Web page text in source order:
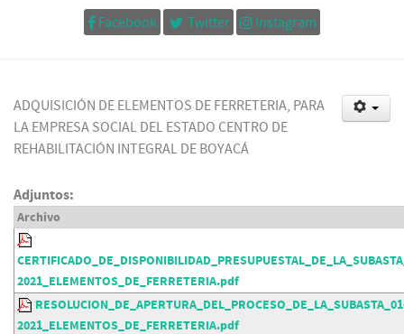
Facebook Twitter Instagram
ADQUISICIÓN DE ELEMENTOS DE FERRETERIA, PARA
LA EMPRESA SOCIAL DEL ESTADO CENTRO DE
REHABILITACIÓN INTEGRAL DE BOYACÁ
Adjuntos:
Archivo
2021_ELEMENTOS_DE_FERRETERIA.pdf
2021_ELEMENTOS_DE_FERRETERIA.pdf